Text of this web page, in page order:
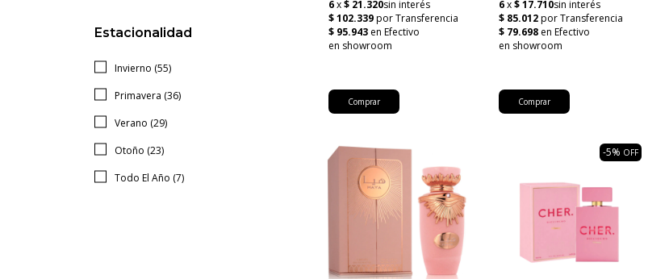
Estacionalidad
Invierno (55)
Primavera (36)
Verano (29)
Otoño (23)
Todo El Año (7)
-5% OFF